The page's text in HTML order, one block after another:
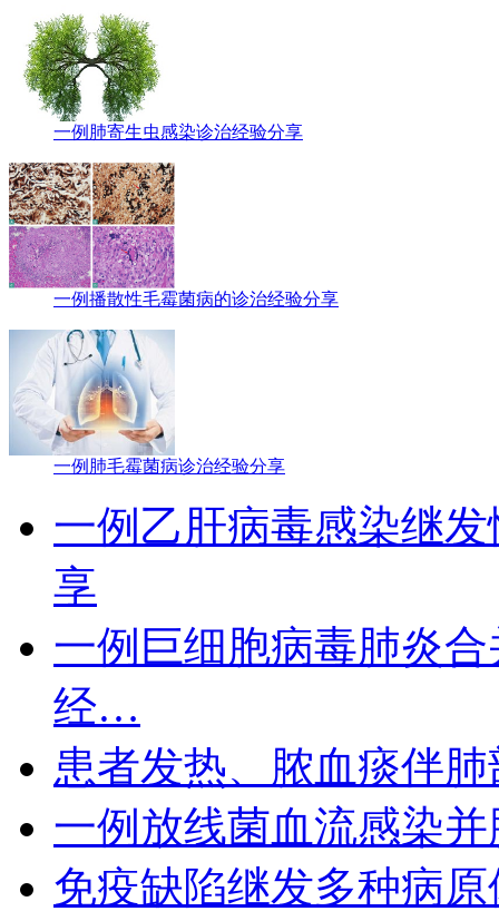
一例肺寄生虫感染诊治经验分享
一例播散性毛霉菌病的诊治经验分享
一例肺毛霉菌病诊治经验分享
一例乙肝病毒感染继
享
一例巨细胞病毒肺炎
经…
患者发热、脓血痰伴
一例放线菌血流感染
免疫缺陷继发多种病